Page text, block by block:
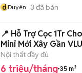
dDuyên 3 đã bán
📍 Hỗ Trợ Cọc 1Tr
Mini Mới Xây Gần
Nội thất đầy đủ
6 triệu/tháng 35 m²